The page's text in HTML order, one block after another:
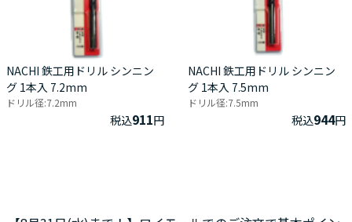
NACHI 鉄工用ドリル シンニン
グ 1本入 7.2mm
ドリル径:7.2mm
税込911円
NACHI 鉄工用ドリル シンニン
グ 1本入 7.5mm
ドリル径:7.5mm
税込944円